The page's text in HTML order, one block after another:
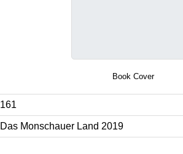
Book Cover
161
Das Monschauer Land 2019